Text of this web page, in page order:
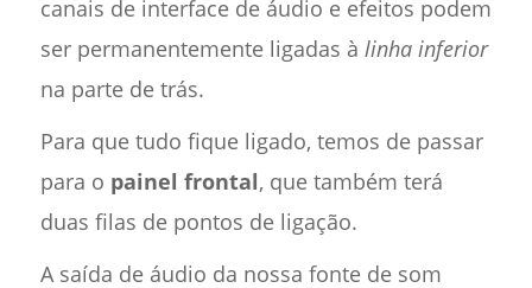
canais de interface de áudio e efeitos podem
ser permanentemente ligadas à linha inferior
na parte de trás.
Para que tudo fique ligado, temos de passar
para o painel frontal, que também terá
duas filas de pontos de ligação.
A saída de áudio da nossa fonte de som